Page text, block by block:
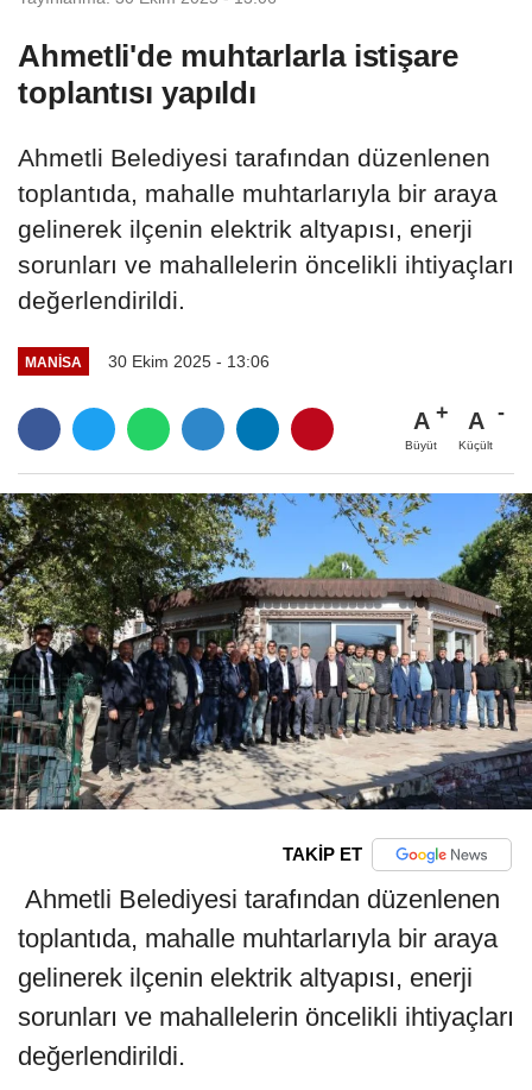
Ahmetli'de muhtarlarla istişare
toplantısı yapıldı
Ahmetli Belediyesi tarafından düzenlenen
toplantıda, mahalle muhtarlarıyla bir araya
gelinerek ilçenin elektrik altyapısı, enerji
sorunları ve mahallelerin öncelikli ihtiyaçları
değerlendirildi.
MANİSA 30 Ekim 2025 - 13:06
A
Büyüt
A
Küçült
TAKİP ET
Ahmetli Belediyesi tarafından düzenlenen
toplantıda, mahalle muhtarlarıyla bir araya
gelinerek ilçenin elektrik altyapısı, enerji
sorunları ve mahallelerin öncelikli ihtiyaçları
değerlendirildi.